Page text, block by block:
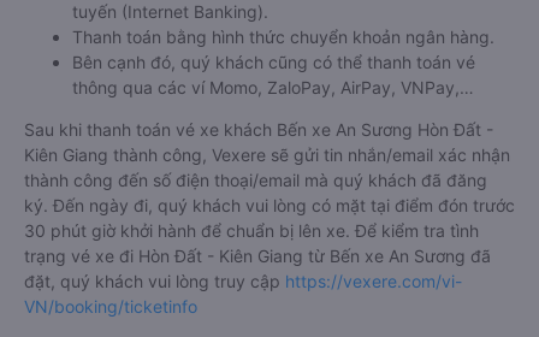
tuyến (Internet Banking).
Thanh toán bằng hình thức chuyển khoản ngân hàng.
Bên cạnh đó, quý khách cũng có thể thanh toán vé
thông qua các ví Momo, ZaloPay, AirPay, VNPay,…
Sau khi thanh toán vé xe khách Bến xe An Sương Hòn Đất -
Kiên Giang thành công, Vexere sẽ gửi tin nhắn/email xác nhận
thành công đến số điện thoại/email mà quý khách đã đăng
ký. Đến ngày đi, quý khách vui lòng có mặt tại điểm đón trước
30 phút giờ khởi hành để chuẩn bị lên xe. Để kiểm tra tình
trạng vé xe đi Hòn Đất - Kiên Giang từ Bến xe An Sương đã
đặt, quý khách vui lòng truy cập https://vexere.com/vi-
VN/booking/ticketinfo